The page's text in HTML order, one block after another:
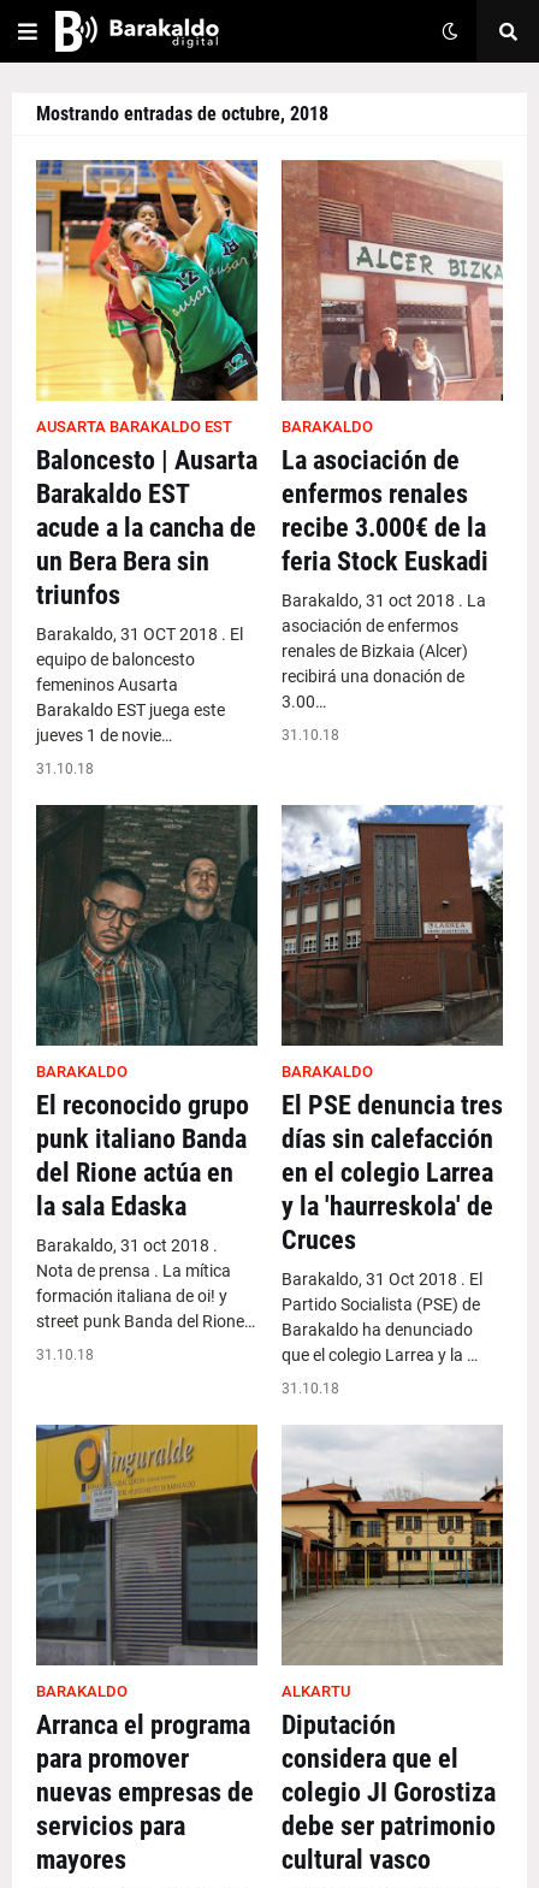
Mostrando entradas de octubre, 2018
AUSARTA BARAKALDO EST
Baloncesto | Ausarta
Barakaldo EST
acude a la cancha de
un Bera Bera sin
triunfos
Barakaldo, 31 OCT 2018 . El
equipo de baloncesto
femeninos Ausarta
Barakaldo EST juega este
jueves 1 de novie…
31.10.18
BARAKALDO
La asociación de
enfermos renales
recibe 3.000€ de la
feria Stock Euskadi
Barakaldo, 31 oct 2018 . La
asociación de enfermos
renales de Bizkaia (Alcer)
recibirá una donación de
3.00…
31.10.18
BARAKALDO
El reconocido grupo
punk italiano Banda
del Rione actúa en
la sala Edaska
Barakaldo, 31 oct 2018 .
Nota de prensa . La mítica
formación italiana de oi! y
street punk Banda del Rione…
31.10.18
BARAKALDO
El PSE denuncia tres
días sin calefacción
en el colegio Larrea
y la 'haurreskola' de
Cruces
Barakaldo, 31 Oct 2018 . El
Partido Socialista (PSE) de
Barakaldo ha denunciado
que el colegio Larrea y la …
31.10.18
BARAKALDO
Arranca el programa
para promover
nuevas empresas de
servicios para
mayores
ALKARTU
Diputación
considera que el
colegio JI Gorostiza
debe ser patrimonio
cultural vasco